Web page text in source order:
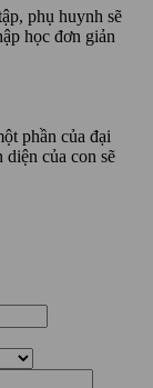
phụ huynh sẽ
học đơn giản
phần của đại
của con sẽ